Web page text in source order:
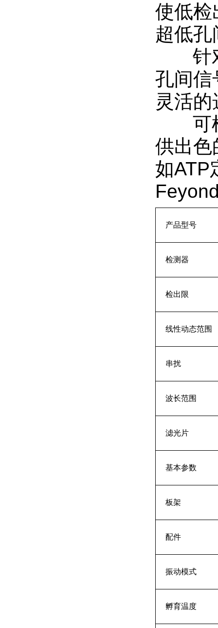
使低检
超低孔
针对
孔间信
灵活的
可根
供出色
如ATP
产品型号
检测器
检出限
线性动态范围
串扰
波长范围
滤光片
基本参数
板架
配件
振动模式
孵育温度